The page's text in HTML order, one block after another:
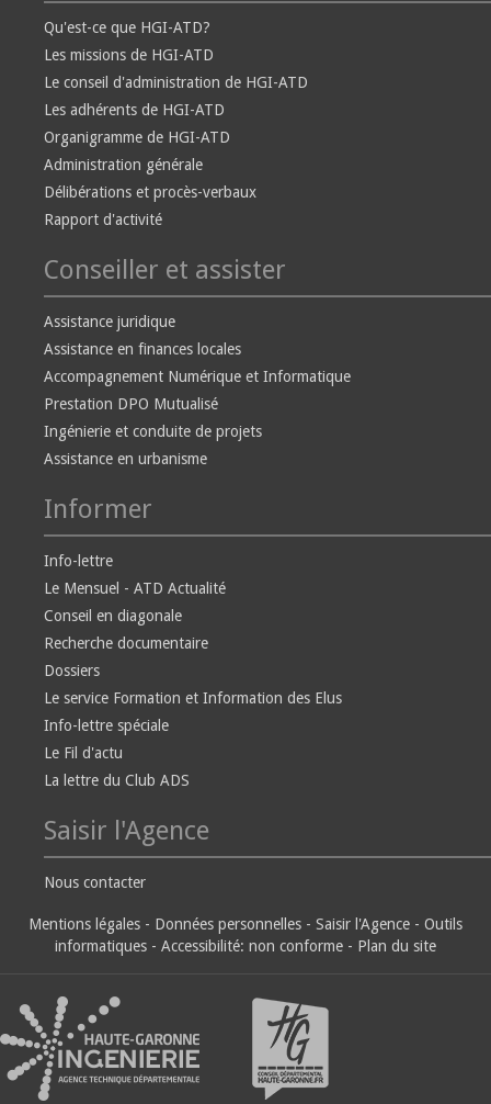
Qu'est-ce que HGI-ATD?
Les missions de HGI-ATD
Le conseil d'administration de HGI-ATD
Les adhérents de HGI-ATD
Organigramme de HGI-ATD
Administration générale
Délibérations et procès-verbaux
Rapport d'activité
Conseiller et assister
Assistance juridique
Assistance en finances locales
Accompagnement Numérique et Informatique
Prestation DPO Mutualisé
Ingénierie et conduite de projets
Assistance en urbanisme
Informer
Info-lettre
Le Mensuel - ATD Actualité
Conseil en diagonale
Recherche documentaire
Dossiers
Le service Formation et Information des Elus
Info-lettre spéciale
Le Fil d'actu
La lettre du Club ADS
Saisir l'Agence
Nous contacter
Mentions légales - Données personnelles - Saisir l'Agence - Outils
informatiques - Accessibilité: non conforme - Plan du site